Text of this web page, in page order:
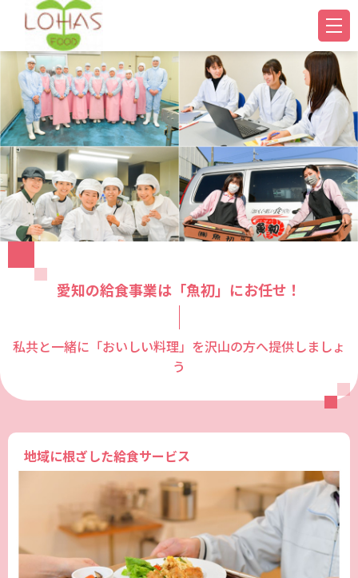
愛知の給食事業は「魚初」にお任せ！
私共と一緒に「おいしい料理」を沢山の方へ提供しましょ
う
地域に根ざした給食サービス